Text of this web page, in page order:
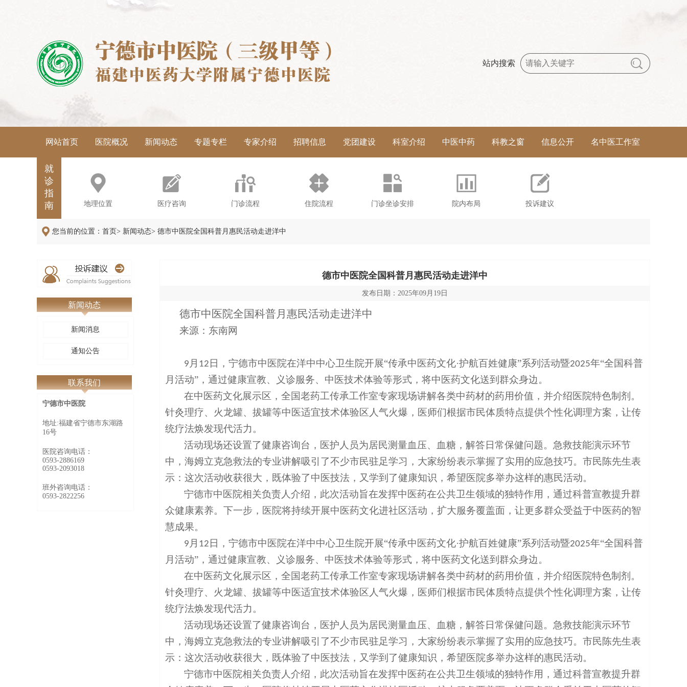
站内搜索
网站首页 医院概况 新闻动态 专题专栏 专家介绍 招聘信息 党团建设 科室介绍 中医中药 科教之窗 信息公开 名中医工作室
就
诊
指
南
地理位置 医疗咨询 门诊流程 住院流程 门诊坐诊安排 院内布局 投诉建议
您当前的位置：首页> 新闻动态> 德市中医院全国科普月惠民活动走进洋中
新闻动态
新闻消息
通知公告
联系我们
宁德市中医院
地址:福建省宁德市东湖路
16号
医院咨询电话：
0593-2886169
0593-2093018
班外咨询电话：
0593-2822256
德市中医院全国科普月惠民活动走进洋中
发布日期：2025年09月19日
德市中医院全国科普月惠民活动走进洋中
来源：东南网
9 月 12 日，宁德市中医院在洋中中心卫生院开展“传承中医药文化·护航百姓健康”系列活动暨2025年“全国科普
月活动”，通过健康宣教、义诊服务、中医技术体验等形式，将中医药文化送到群众身边。
在中医药文化展示区，全国老药工传承工作室专家现场讲解各类中药材的药用价值，并介绍医院特色制剂。
针灸理疗、火龙罐、拔罐等中医适宜技术体验区人气火爆，医师们根据市民体质特点提供个性化调理方案，让传
统疗法焕发现代活力。
活动现场还设置了健康咨询台，医护人员为居民测量血压、血糖，解答日常保健问题。急救技能演示环节
中，海姆立克急救法的专业讲解吸引了不少市民驻足学习，大家纷纷表示掌握了实用的应急技巧。市民陈先生表
示：这次活动收获很大，既体验了中医技法，又学到了健康知识，希望医院多举办这样的惠民活动。
宁德市中医院相关负责人介绍，此次活动旨在发挥中医药在公共卫生领域的独特作用，通过科普宣教提升群
众健康素养。下一步，医院将持续开展中医药文化进社区活动，扩大服务覆盖面，让更多群众受益于中医药的智
慧成果。
9 月 12 日，宁德市中医院在洋中中心卫生院开展“传承中医药文化·护航百姓健康”系列活动暨2025年“全国科普
月活动”，通过健康宣教、义诊服务、中医技术体验等形式，将中医药文化送到群众身边。
在中医药文化展示区，全国老药工传承工作室专家现场讲解各类中药材的药用价值，并介绍医院特色制剂。
针灸理疗、火龙罐、拔罐等中医适宜技术体验区人气火爆，医师们根据市民体质特点提供个性化调理方案，让传
统疗法焕发现代活力。
活动现场还设置了健康咨询台，医护人员为居民测量血压、血糖，解答日常保健问题。急救技能演示环节
中，海姆立克急救法的专业讲解吸引了不少市民驻足学习，大家纷纷表示掌握了实用的应急技巧。市民陈先生表
示：这次活动收获很大，既体验了中医技法，又学到了健康知识，希望医院多举办这样的惠民活动。
宁德市中医院相关负责人介绍，此次活动旨在发挥中医药在公共卫生领域的独特作用，通过科普宣教提升群